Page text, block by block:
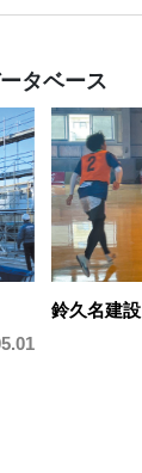
タベース
鈴久名建設